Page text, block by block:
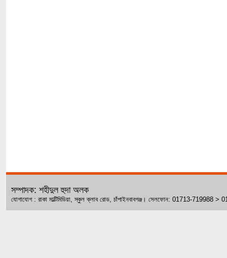
সম্পাদক: শহীদুল হুদা অলক
যোগাযোগ : রাকা মাল্টিমিডিয়া, স্কুল ক্লাব রোড, চাঁপাইনবাবগঞ্জ। সেলফোন: 01713-